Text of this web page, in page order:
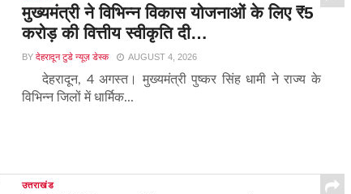
मुख्यमंत्री ने विभिन्न विकास योजनाओं के लिए ₹5
करोड़ की वित्तीय स्वीकृति दी…
BY देहरादून टुडे न्यूज़ डेस्क AUGUST 4, 2026
देहरादून, 4 अगस्त। मुख्यमंत्री पुष्कर सिंह धामी ने राज्य के
विभिन्न जिलों में धार्मिक...
उत्तराखंड